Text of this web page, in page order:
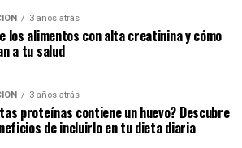
3 años atrás
los alimentos con alta creatinina y cómo
a tu salud
3 años atrás
proteínas contiene un huevo? Descubre
de incluirlo en tu dieta diaria